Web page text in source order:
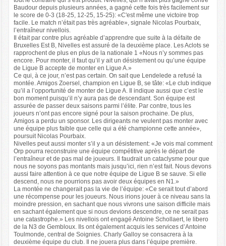
Baudour depuis plusieurs années, a gagné cette fois très facilement sur
le score de 0-3 (18-25, 12-25, 15-25): «C'est même une victoire trop
facile. Le match n’était pas très agréable», signale Nicolas Pourbaix,
l’entraîneur nivellois.
Il était par contre plus agréable d’apprendre que suite à la défaite de
Bruxelles Est B, Nivelles est assuré de la deuxième place. Les Aclots se
rapprochent de plus en plus de la nationale 1 «Nous n’y sommes pas
encore. Pour monter, il faut qu’il y ait un désistement ou qu’une équipe
de Ligue B accepte de monter en Ligue A.»
Ce qui, à ce jour, n’est pas certain. On sait que Lendelede a refusé la
montée. Amigos Zoersel, champion en Ligue B, se tâte: «Le club indique
qu’il a l’opportunité de monter de Ligue A. Il indique aussi que c’est le
bon moment puisqu’il n’y aura pas de descendant. Son équipe est
assurée de passer deux saisons parmi l’élite. Par contre, tous les
joueurs n’ont pas encore signé pour la saison prochaine. De plus,
Amigos a perdu un sponsor. Les dirigeants ne veulent pas monter avec
une équipe plus faible que celle qui a été championne cette année»,
poursuit Nicolas Pourbaix.
Nivelles peut aussi monter s’il y a un désistement: «Je vois mal comment
Orp pourra reconstruire une équipe compétitive après le départ de
l’entraîneur et de pas mal de joueurs. Il faudrait un cataclysme pour que
nous ne soyons pas montants mais jusqu’ici, rien n’est fait. Nous devons
aussi faire attention à ce que notre équipe de Ligue B se sauve. Si elle
descend, nous ne pourrions pas avoir deux équipes en N1.»
La montée ne changerait pas la vie de l’équipe: «Ce serait tout d’abord
une récompense pour les joueurs. Nous irions jouer à ce niveau sans la
moindre pression, en sachant que nous vivrons une saison difficile mais
en sachant également que si nous devions descendre, ce ne serait pas
une catastrophe.» Les nivellois ont engagé Antoine Schollaert, le libero
de la N3 de Gembloux. Ils ont également acquis les services d’Antoine
Toulmonde, central de Soignies. Charly Galloy se consacrera à la
deuxième équipe du club. Il ne jouera plus dans l’équipe première.